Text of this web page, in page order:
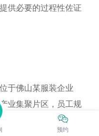
供必要的过程性佐证
于佛山某服装企业
业集聚片区，员工规
主营产品以针梭织服
预约